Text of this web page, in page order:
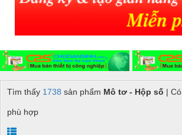
Tìm thấy 1738 sản phẩm Mô tơ - Hộp số | Có
phù hợp